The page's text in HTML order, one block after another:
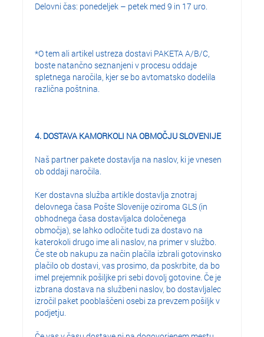
Delovni čas: ponedeljek – petek med 9 in 17 uro.
*O tem ali artikel ustreza dostavi PAKETA A/B/C,
boste natančno seznanjeni v procesu oddaje
spletnega naročila, kjer se bo avtomatsko dodelila
različna poštnina.
4. DOSTAVA KAMORKOLI NA OBMOČJU SLOVENIJE
Naš partner pakete dostavlja na naslov, ki je vnesen
ob oddaji naročila.
Ker dostavna služba artikle dostavlja znotraj
delovnega časa Pošte Slovenije oziroma GLS (in
obhodnega časa dostavljalca določenega
območja), se lahko odločite tudi za dostavo na
katerokoli drugo ime ali naslov, na primer v službo.
Če ste ob nakupu za način plačila izbrali gotovinsko
plačilo ob dostavi, vas prosimo, da poskrbite, da bo
imel prejemnik pošiljke pri sebi dovolj gotovine. Če je
izbrana dostava na službeni naslov, bo dostavljalec
izročil paket pooblaščeni osebi za prevzem pošiljk v
podjetju.